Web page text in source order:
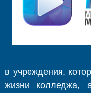
в учреждения,
жизни колледжа,